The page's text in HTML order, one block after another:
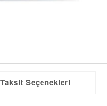
Taksit Seçenekleri